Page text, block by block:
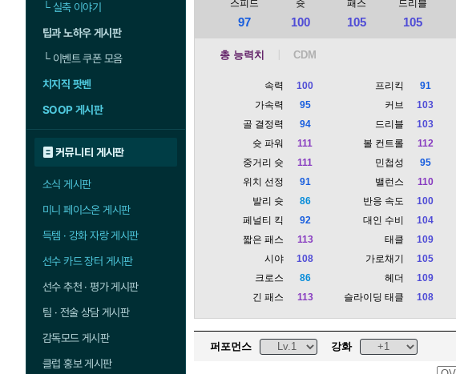
└실축 이야기
팁과 노하우 게시판
└이벤트 쿠폰 모음
치지직 팟벤
SOOP 게시판
커뮤니티 게시판
소식 게시판
미니 페이스온 게시판
득템 · 강화 자랑 게시판
선수 카드 장터 게시판
선수 추천 · 평가 게시판
팀 · 전술 상담 게시판
감독모드 게시판
클럽 홍보 게시판
스피드
97
슛
100
패스
105
드리블
105
총 능력치
속력
100
가속력
95
골 결정력
94
슛 파워
111
중거리 슛
111
위치 선정
91
발리 슛
86
페널티 킥
92
짧은 패스
113
시야
108
크로스
86
긴 패스
113
프리킥
91
커브
103
드리블
103
볼 컨트롤
112
민첩성
95
밸런스
110
반응 속도
100
대인 수비
104
태클
109
가로채기
105
헤더
109
슬라이딩 태클
108
퍼포먼스 강화